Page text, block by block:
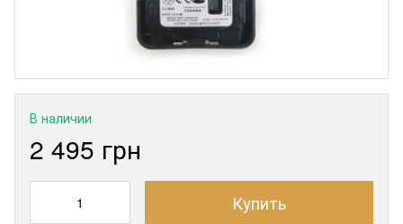
В наличии
2 495 грн
Купить